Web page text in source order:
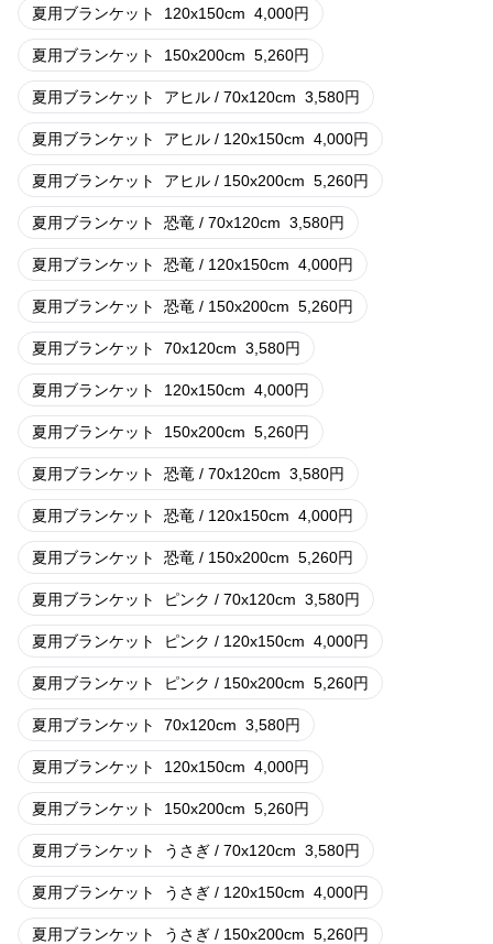
夏用ブランケット 120x150cm 4,000円
夏用ブランケット 150x200cm 5,260円
夏用ブランケット アヒル / 70x120cm 3,580円
夏用ブランケット アヒル / 120x150cm 4,000円
夏用ブランケット アヒル / 150x200cm 5,260円
夏用ブランケット 恐竜 / 70x120cm 3,580円
夏用ブランケット 恐竜 / 120x150cm 4,000円
夏用ブランケット 恐竜 / 150x200cm 5,260円
夏用ブランケット 70x120cm 3,580円
夏用ブランケット 120x150cm 4,000円
夏用ブランケット 150x200cm 5,260円
夏用ブランケット 恐竜 / 70x120cm 3,580円
夏用ブランケット 恐竜 / 120x150cm 4,000円
夏用ブランケット 恐竜 / 150x200cm 5,260円
夏用ブランケット ピンク / 70x120cm 3,580円
夏用ブランケット ピンク / 120x150cm 4,000円
夏用ブランケット ピンク / 150x200cm 5,260円
夏用ブランケット 70x120cm 3,580円
夏用ブランケット 120x150cm 4,000円
夏用ブランケット 150x200cm 5,260円
夏用ブランケット うさぎ / 70x120cm 3,580円
夏用ブランケット うさぎ / 120x150cm 4,000円
夏用ブランケット うさぎ / 150x200cm 5,260円